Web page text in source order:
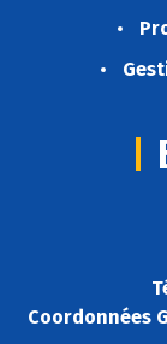
Coordonnées